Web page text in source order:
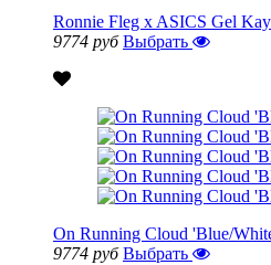
Ronnie Fleg x ASICS Gel
9774 руб Выбрать
On Running Cloud 'Blue/
9774 руб Выбрать